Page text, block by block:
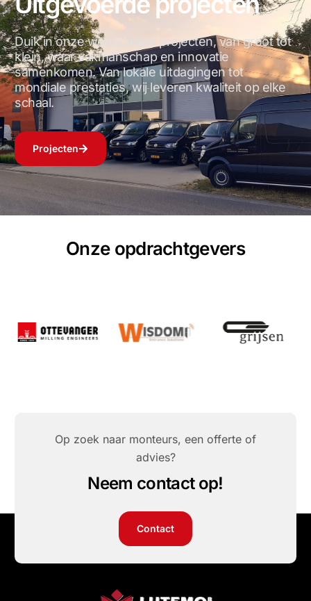
Duik in onze wereldwijde projecten, van groot tot
klein, waar vakmanschap en innovatie
samenkomen. Van lokale uitdagingen tot
mondiale prestaties, wij leveren kwaliteit op elke
schaal.
Projecten
Onze opdrachtgevers
Op zoek naar monteurs, een offerte of
advies?
Neem contact op!
Contact